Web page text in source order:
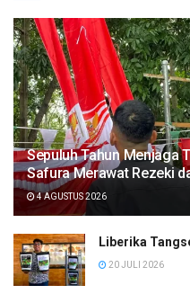
Sepuluh Tahun Menjaga
Safura Merawat Rezeki
4 AGUSTUS 2026
Liberika
20 JULI 2026